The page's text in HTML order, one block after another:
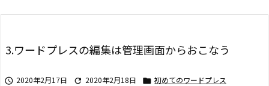
3.ワードプレスの編集は管理画面からおこなう
 2020年2月17日  2020年2月18日  初めてのワードプレス